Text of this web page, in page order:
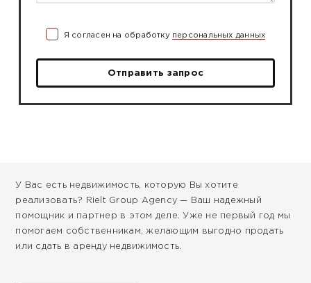
Я согласен на обработку персональных данных
Отправить запрос
У Вас есть недвижимость, которую Вы хотите
реализовать? Rielt Group Agency — Ваш надежный
помощник и партнер в этом деле. Уже не первый год мы
помогаем собственникам, желающим выгодно продать
или сдать в аренду недвижимость.